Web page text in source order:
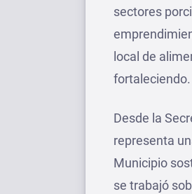
sectores
local de
fortaleciendo.
Desde la
representa
Municipio
se trabajó